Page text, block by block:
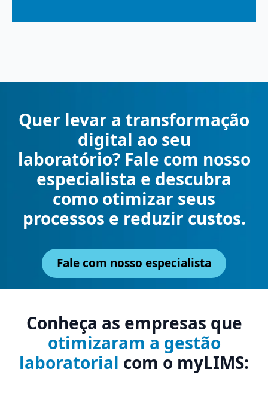
Quer levar a transformação
digital ao seu
laboratório? Fale com nosso
especialista e descubra
como otimizar seus
processos e reduzir custos.
Fale com nosso especialista
Conheça as empresas que
otimizaram a gestão
laboratorial com o myLIMS: